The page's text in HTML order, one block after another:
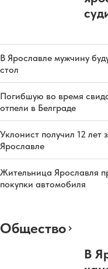
В Ярославле мужчину
стол
Погибшую во время
отпели в Белграде
Уклонист получил 12 лет
Ярославле
Жительница Ярославля
покупки автомобиля
Общество
В